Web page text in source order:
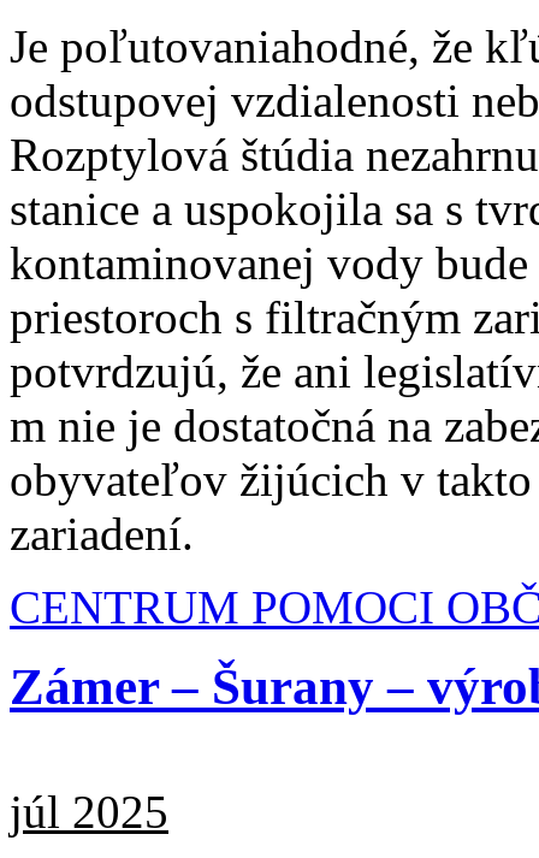
Je poľutovaniahodné, že
odstupovej vzdialenosti
Rozptylová štúdia
stanice a uspokojila sa s
kontaminovanej vody
priestoroch s filtračným
potvrdzujú, že ani
m nie je dostatočná na
obyvateľov žijúcich v
zariadení.
CENTRUM POMOCI
Zámer – Šurany –
júl 2025